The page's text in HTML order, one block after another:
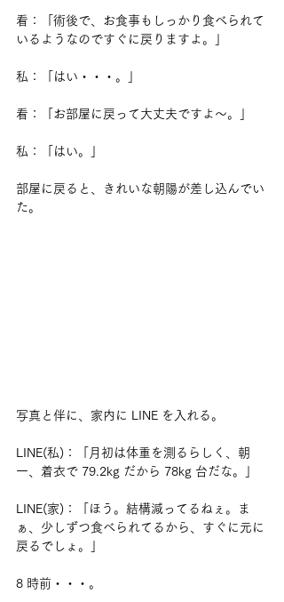
看：「術後で、お食事もしっかり食べられて
いるようなのですぐに戻りますよ。」
私：「はい・・・。」
看：「お部屋に戻って大丈夫ですよ～。」
私：「はい。」
部屋に戻ると、きれいな朝陽が差し込んでい
た。
写真と伴に、家内に LINE を入れる。
LINE(私)：「月初は体重を測るらしく、朝
一、着衣で 79.2kg だから 78kg 台だな。」
LINE(家)：「ほう。結構減ってるねぇ。ま
ぁ、少しずつ食べられてるから、すぐに元に
戻るでしょ。」
8 時前・・・。